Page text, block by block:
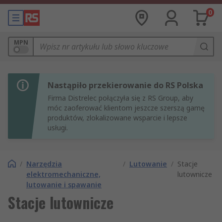
0
MPN
Nastąpiło przekierowanie do RS Polska
Firma Distrelec połączyła się z RS Group, aby
móc zaoferować klientom jeszcze szerszą gamę
produktów, zlokalizowane wsparcie i lepsze
usługi.
/ Narzędzia
elektromechaniczne,
lutowanie i spawanie
/ Lutowanie / Stacje
lutownicze
Stacje lutownicze